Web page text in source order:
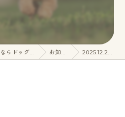
福岡県宮若市のブリーダーならドッグハウスRASA お知らせ 2025.12.22・23